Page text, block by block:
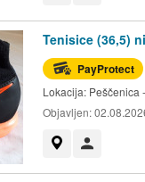
Tenisice (36,5)
PayProtect
Lokacija: Peščenica
Objavljen: